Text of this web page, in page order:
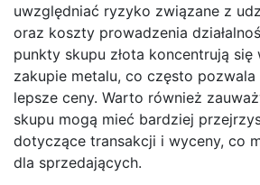
uwzględniać ryzyko związane z
oraz koszty prowadzenia
punkty skupu złota koncentrują się
zakupie metalu, co często
lepsze ceny. Warto również
skupu mogą mieć bardziej
dotyczące transakcji i wyceny, co
dla sprzedających.